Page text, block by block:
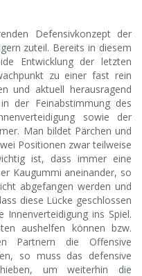
Defensivkonzept der
zuteil. Bereits in diesem
Entwicklung der letzten
zu einer fast rein
und aktuell herausragend
der Feinabstimmung des
sowie der
Man bildet Pärchen und
Positionen zwar teilweise
ist, dass immer eine
Kaugummi aneinander, so
abgefangen werden und
diese Lücke geschlossen
ins Spiel.
aushelfen können bzw.
Partnern die Offensive
so muss das defensive
um weiterhin die